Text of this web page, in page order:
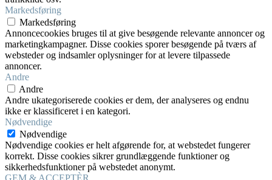
Markedsføring
Markedsføring
Annoncecookies bruges til at give besøgende relevante annoncer og
marketingkampagner. Disse cookies sporer besøgende på tværs af
websteder og indsamler oplysninger for at levere tilpassede
annoncer.
Andre
Andre
Andre ukategoriserede cookies er dem, der analyseres og endnu
ikke er klassificeret i en kategori.
Nødvendige
Nødvendige
Nødvendige cookies er helt afgørende for, at webstedet fungerer
korrekt. Disse cookies sikrer grundlæggende funktioner og
sikkerhedsfunktioner på webstedet anonymt.
GEM & ACCEPTÈR